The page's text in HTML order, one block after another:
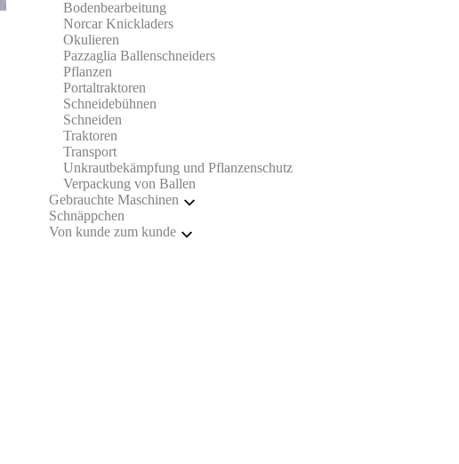
Bodenbearbeitung
Norcar Knickladers
Okulieren
Pazzaglia Ballenschneiders
Pflanzen
Portaltraktoren
Schneidebühnen
Schneiden
Traktoren
Transport
Unkrautbekämpfung und Pflanzenschutz
Verpackung von Ballen
Gebrauchte Maschinen
Ballenstecher
Baumrodemaschinen
Schnäppchen
Von kunde zum kunde